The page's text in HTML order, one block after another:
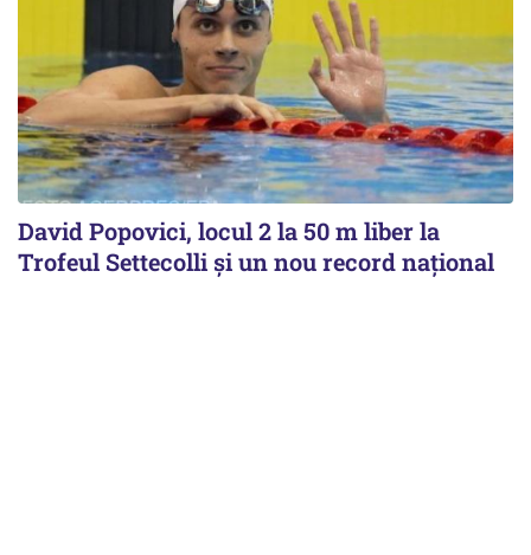
David Popovici, locul 2 la 50 m liber la
Trofeul Settecolli și un nou record național